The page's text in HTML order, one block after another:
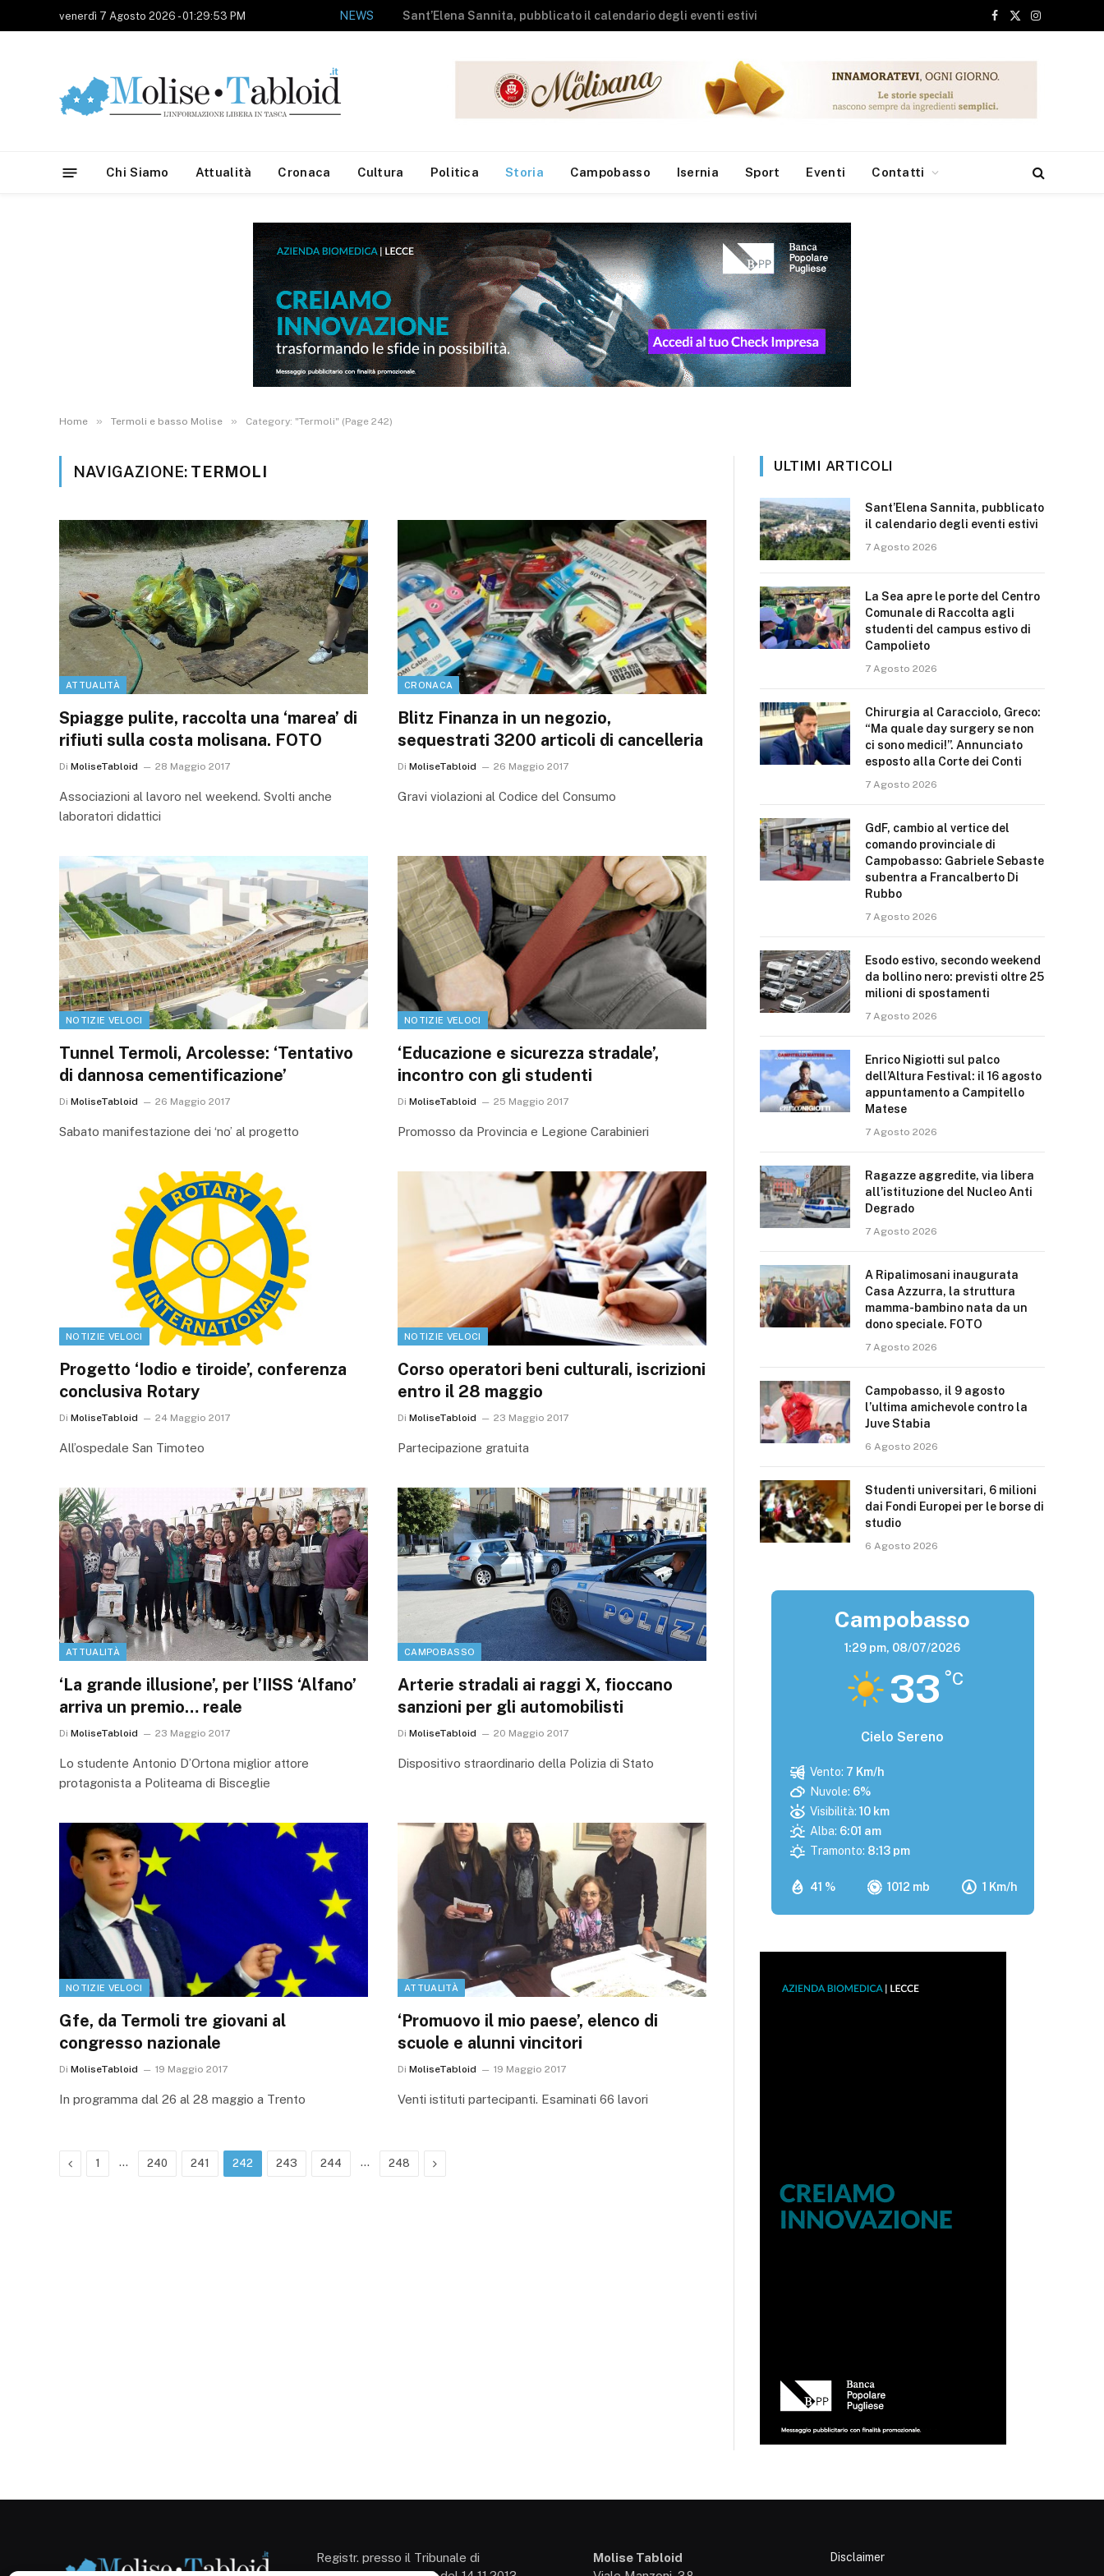
venerdì 7 Agosto 2026 - 01:29:53 PM La Sea apre le porte del Centro Comunale di Raccolta agli studenti del campus estivo di Campolieto
Facebook
X
Instagram
Chi Siamo Attualità Cronaca Cultura Politica Storia Campobasso Isernia Sport Eventi Contatti
Home » Termoli e basso Molise » Category: "Termoli" (Page 242)
NAVIGAZIONE: TERMOLI
ATTUALITÀ
Spiagge pulite, raccolta una ‘marea’ di
rifiuti sulla costa molisana. FOTO
Di MoliseTabloid 28 Maggio 2017
Associazioni al lavoro nel weekend. Svolti anche
laboratori didattici
CRONACA
Blitz Finanza in un negozio,
sequestrati 3200 articoli di cancelleria
Di MoliseTabloid 26 Maggio 2017
Gravi violazioni al Codice del Consumo
NOTIZIE VELOCI
Tunnel Termoli, Arcolesse: ‘Tentativo
di dannosa cementificazione’
Di MoliseTabloid 26 Maggio 2017
Sabato manifestazione dei ‘no’ al progetto
NOTIZIE VELOCI
‘Educazione e sicurezza stradale’,
incontro con gli studenti
Di MoliseTabloid 25 Maggio 2017
Promosso da Provincia e Legione Carabinieri
NOTIZIE VELOCI
Progetto ‘Iodio e tiroide’, conferenza
conclusiva Rotary
Di MoliseTabloid 24 Maggio 2017
All’ospedale San Timoteo
NOTIZIE VELOCI
Corso operatori beni culturali, iscrizioni
entro il 28 maggio
Di MoliseTabloid 23 Maggio 2017
Partecipazione gratuita
ATTUALITÀ
‘La grande illusione’, per l’IISS ‘Alfano’
arriva un premio… reale
Di MoliseTabloid 23 Maggio 2017
Lo studente Antonio D’Ortona miglior attore
protagonista a Politeama di Bisceglie
CAMPOBASSO
Arterie stradali ai raggi X, fioccano
sanzioni per gli automobilisti
Di MoliseTabloid 20 Maggio 2017
Dispositivo straordinario della Polizia di Stato
NOTIZIE VELOCI
Gfe, da Termoli tre giovani al
congresso nazionale
Di MoliseTabloid 19 Maggio 2017
In programma dal 26 al 28 maggio a Trento
ATTUALITÀ
‘Promuovo il mio paese’, elenco di
scuole e alunni vincitori
Di MoliseTabloid 19 Maggio 2017
Venti istituti partecipanti. Esaminati 66 lavori
Precedente
1 … 240 241 242 243 244 … 248 Prossimo
ULTIMI ARTICOLI
Sant’Elena Sannita, pubblicato
il calendario degli eventi estivi
7 Agosto 2026
La Sea apre le porte del Centro
Comunale di Raccolta agli
studenti del campus estivo di
Campolieto
7 Agosto 2026
Chirurgia al Caracciolo, Greco:
“Ma quale day surgery se non
ci sono medici!”. Annunciato
esposto alla Corte dei Conti
7 Agosto 2026
GdF, cambio al vertice del
comando provinciale di
Campobasso: Gabriele Sebaste
subentra a Francalberto Di
Rubbo
7 Agosto 2026
Esodo estivo, secondo weekend
da bollino nero: previsti oltre 25
milioni di spostamenti
7 Agosto 2026
Enrico Nigiotti sul palco
dell’Altura Festival: il 16 agosto
appuntamento a Campitello
Matese
7 Agosto 2026
Ragazze aggredite, via libera
all’istituzione del Nucleo Anti
Degrado
7 Agosto 2026
A Ripalimosani inaugurata
Casa Azzurra, la struttura
mamma-bambino nata da un
dono speciale. FOTO
7 Agosto 2026
Campobasso, il 9 agosto
l’ultima amichevole contro la
Juve Stabia
6 Agosto 2026
Studenti universitari, 6 milioni
dai Fondi Europei per le borse di
studio
6 Agosto 2026
Campobasso
1:29 pm, 08/07/2026
33 °C
Cielo Sereno
41 % 1012 mb 1 Km/h
Vento: 7 Km/h
Nuvole: 6%
Visibilità: 10 km
Alba: 6:01 am
Tramonto: 8:13 pm
Registr. presso il Tribunale di
Molise Tabloid
Disclaimer